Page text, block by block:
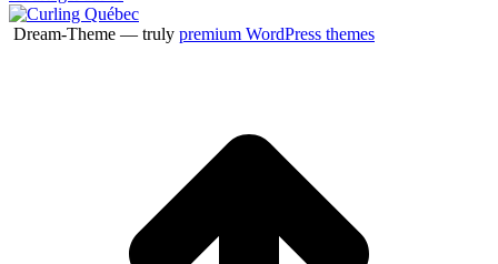
Dream-Theme — truly premium WordPress themes